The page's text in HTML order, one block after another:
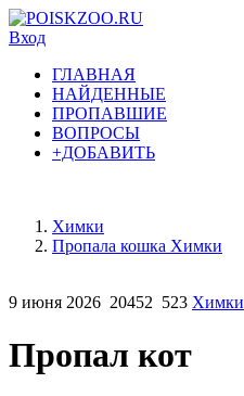
Вход
ГЛАВНАЯ
НАЙДЕННЫЕ
ПРОПАВШИЕ
ВОПРОСЫ
+ДОБАВИТЬ
Химки
Пропала кошка Химки
9 июня 2026 20452 523 Химки
Пропал кот